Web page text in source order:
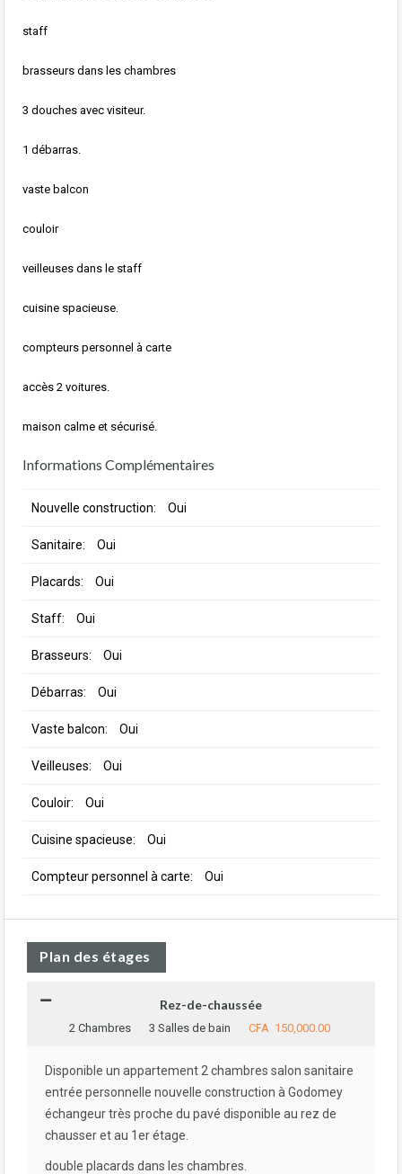
staff
brasseurs dans les chambres
3 douches avec visiteur.
1 débarras.
vaste balcon
couloir
veilleuses dans le staff
cuisine spacieuse.
compteurs personnel à carte
accès 2 voitures.
maison calme et sécurisé.
Informations Complémentaires
Nouvelle construction: Oui
Sanitaire: Oui
Placards: Oui
Staff: Oui
Brasseurs: Oui
Débarras: Oui
Vaste balcon: Oui
Veilleuses: Oui
Couloir: Oui
Cuisine spacieuse: Oui
Compteur personnel à carte: Oui
Plan des étages
Rez-de-chaussée
2 Chambres 3 Salles de bain CFA 150,000.00
Disponible un appartement 2 chambres salon sanitaire
entrée personnelle nouvelle construction à Godomey
échangeur très proche du pavé disponible au rez de
chausser et au 1er étage.
double placards dans les chambres.